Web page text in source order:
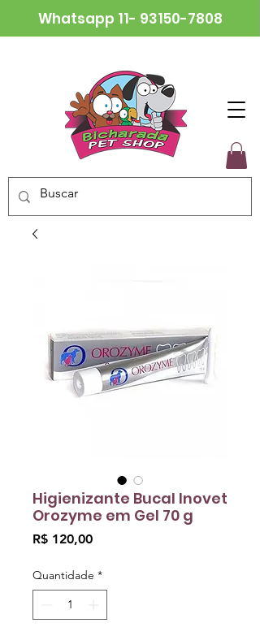
Whatsapp 11- 93150-7808
Higienizante Bucal Inovet
Orozyme em Gel 70 g
R$ 120,00Preço
Quantidade *